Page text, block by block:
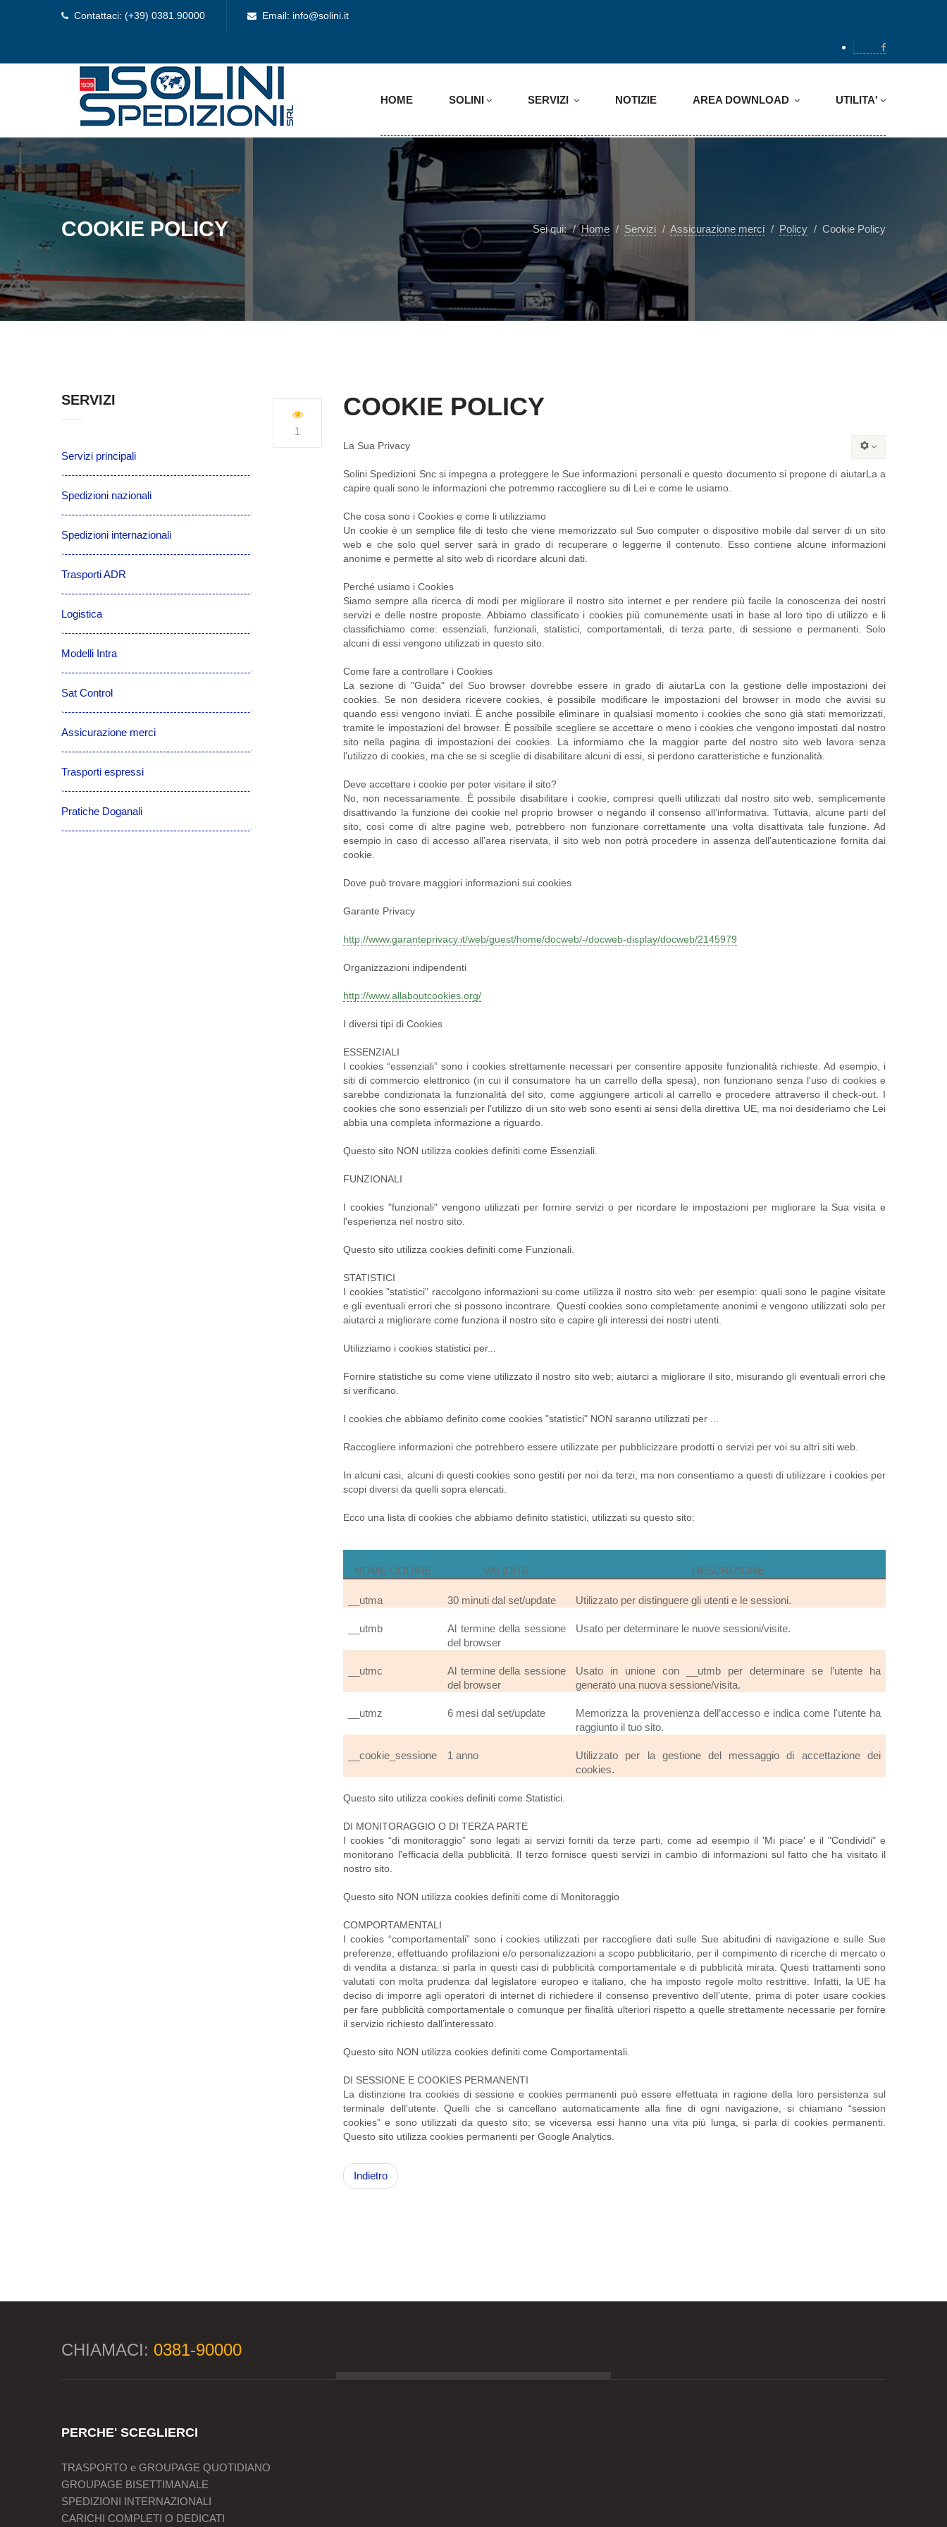
Contattaci: (+39) 0381.90000 Email: info@solini.it
HOME SOLINI SERVIZI NOTIZIE AREA DOWNLOAD UTILITA'
COOKIE POLICY Sei qui: Home Servizi Assicurazione merci Policy Cookie Policy
SERVIZI
Servizi principali
Spedizioni nazionali
Spedizioni internazionali
Trasporti ADR
Logistica
Modelli Intra
Sat Control
Assicurazione merci
Trasporti espressi
Pratiche Doganali
1
COOKIE POLICY
La Sua Privacy
Solini Spedizioni Snc si impegna a proteggere le Sue informazioni personali e questo documento si propone di aiutarLa a
capire quali sono le informazioni che potremmo raccogliere su di Lei e come le usiamo.
Che cosa sono i Cookies e come li utilizziamo
Un cookie è un semplice file di testo che viene memorizzato sul Suo computer o dispositivo mobile dal server di un sito
web e che solo quel server sarà in grado di recuperare o leggerne il contenuto. Esso contiene alcune informazioni
anonime e permette al sito web di ricordare alcuni dati.
Perché usiamo i Cookies
Siamo sempre alla ricerca di modi per migliorare il nostro sito internet e per rendere più facile la conoscenza dei nostri
servizi e delle nostre proposte. Abbiamo classificato i cookies più comunemente usati in base al loro tipo di utilizzo e li
classifichiamo come: essenziali, funzionali, statistici, comportamentali, di terza parte, di sessione e permanenti. Solo
alcuni di essi vengono utilizzati in questo sito.
Come fare a controllare i Cookies
La sezione di "Guida" del Suo browser dovrebbe essere in grado di aiutarLa con la gestione delle impostazioni dei
cookies. Se non desidera ricevere cookies, è possibile modificare le impostazioni del browser in modo che avvisi su
quando essi vengono inviati. È anche possibile eliminare in qualsiasi momento i cookies che sono già stati memorizzati,
tramite le impostazioni del browser. È possibile scegliere se accettare o meno i cookies che vengono impostati dal nostro
sito nella pagina di impostazioni dei cookies. La informiamo che la maggior parte del nostro sito web lavora senza
l’utilizzo di cookies, ma che se si sceglie di disabilitare alcuni di essi, si perdono caratteristiche e funzionalità.
Deve accettare i cookie per poter visitare il sito?
No, non necessariamente. È possibile disabilitare i cookie, compresi quelli utilizzati dal nostro sito web, semplicemente
disattivando la funzione dei cookie nel proprio browser o negando il consenso all’informativa. Tuttavia, alcune parti del
sito, così come di altre pagine web, potrebbero non funzionare correttamente una volta disattivata tale funzione. Ad
esempio in caso di accesso all’area riservata, il sito web non potrà procedere in assenza dell’autenticazione fornita dai
cookie.
Dove può trovare maggiori informazioni sui cookies
Garante Privacy
http://www.garanteprivacy.it/web/guest/home/docweb/-/docweb-display/docweb/2145979
Organizzazioni indipendenti
http://www.allaboutcookies.org/
I diversi tipi di Cookies
ESSENZIALI
I cookies “essenziali” sono i cookies strettamente necessari per consentire apposite funzionalità richieste. Ad esempio, i
siti di commercio elettronico (in cui il consumatore ha un carrello della spesa), non funzionano senza l'uso di cookies e
sarebbe condizionata la funzionalità del sito, come aggiungere articoli al carrello e procedere attraverso il check-out. I
cookies che sono essenziali per l'utilizzo di un sito web sono esenti ai sensi della direttiva UE, ma noi desideriamo che Lei
abbia una completa informazione a riguardo.
Questo sito NON utilizza cookies definiti come Essenziali.
FUNZIONALI
I cookies "funzionali" vengono utilizzati per fornire servizi o per ricordare le impostazioni per migliorare la Sua visita e
l'esperienza nel nostro sito.
Questo sito utilizza cookies definiti come Funzionali
STATISTICI
I cookies "statistici" raccolgono informazioni su come utilizza il nostro sito web: per esempio: quali sono le pagine visitate
e gli eventuali errori che si possono incontrare. Questi cookies sono completamente anonimi e vengono utilizzati solo per
aiutarci a migliorare come funziona il nostro sito e capire gli interessi dei nostri utenti.
Utilizziamo i cookies statistici per...
Fornire statistiche su come viene utilizzato il nostro sito web; aiutarci a migliorare il sito, misurando gli eventuali errori che
si verificano.
I cookies che abbiamo definito come cookies "statistici" NON saranno utilizzati per ...
Raccogliere informazioni che potrebbero essere utilizzate per pubblicizzare prodotti o servizi per voi su altri siti web.
In alcuni casi, alcuni di questi cookies sono gestiti per noi da terzi, ma non consentiamo a questi di utilizzare i cookies per
scopi diversi da quelli sopra elencati.
Ecco una lista di cookies che abbiamo definito statistici, utilizzati su questo sito:
NOME COOKIE VALIDITA' DESCRIZIONE
__utma 30 minuti dal set/update Utilizzato per distinguere gli utenti e le sessioni.
__utmb
Al termine della sessione
del browser
Usato per determinare le nuove sessioni/visite.
__utmc
Al termine della sessione
del browser
Usato in unione con __utmb per determinare se l’utente ha
generato una nuova sessione/visita.
__utmz 6 mesi dal set/update
Memorizza la provenienza dell’accesso e indica come l'utente ha
raggiunto il tuo sito.
__cookie_sessione 1 anno
Utilizzato per la gestione del messaggio di accettazione dei
cookies.
Questo sito utilizza cookies definiti come Statistici.
DI MONITORAGGIO O DI TERZA PARTE
I cookies “di monitoraggio” sono legati ai servizi forniti da terze parti, come ad esempio il 'Mi piace' e il "Condividi" e
monitorano l'efficacia della pubblicità. Il terzo fornisce questi servizi in cambio di informazioni sul fatto che ha visitato il
nostro sito.
Questo sito NON utilizza cookies definiti come di Monitoraggio
COMPORTAMENTALI
I cookies “comportamentali” sono i cookies utilizzati per raccogliere dati sulle Sue abitudini di navigazione e sulle Sue
preferenze, effettuando profilazioni e/o personalizzazioni a scopo pubblicitario, per il compimento di ricerche di mercato o
di vendita a distanza: si parla in questi casi di pubblicità comportamentale e di pubblicità mirata. Questi trattamenti sono
valutati con molta prudenza dal legislatore europeo e italiano, che ha imposto regole molto restrittive. Infatti, la UE ha
deciso di imporre agli operatori di internet di richiedere il consenso preventivo dell’utente, prima di poter usare cookies
per fare pubblicità comportamentale o comunque per finalità ulteriori rispetto a quelle strettamente necessarie per fornire
il servizio richiesto dall’interessato.
Questo sito NON utilizza cookies definiti come Comportamentali.
DI SESSIONE E COOKIES PERMANENTI
La distinzione tra cookies di sessione e cookies permanenti può essere effettuata in ragione della loro persistenza sul
terminale dell’utente. Quelli che si cancellano automaticamente alla fine di ogni navigazione, si chiamano “session
cookies” e sono utilizzati da questo sito; se viceversa essi hanno una vita più lunga, si parla di cookies permanenti.
Questo sito utilizza cookies permanenti per Google Analytics.
Indietro
CHIAMACI: 0381-90000
PERCHE' SCEGLIERCI
TRASPORTO e GROUPAGE QUOTIDIANO
GROUPAGE BISETTIMANALE
SPEDIZIONI INTERNAZIONALI
CARICHI COMPLETI O DEDICATI